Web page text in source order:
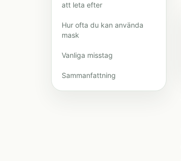
att leta efter
Hur ofta du kan använda
mask
Vanliga misstag
Sammanfattning